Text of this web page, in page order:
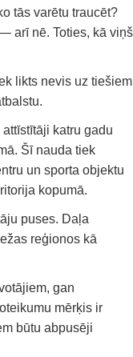
tās varētu traucēt?
arī nē. Toties, kā viņš
likts nevis uz tiešiem
katru gadu
Šī nauda tiek
un sporta objektu
kopumā.
puses. Daļa
reģionos kā
gan
mērķis ir
būtu abpusēji